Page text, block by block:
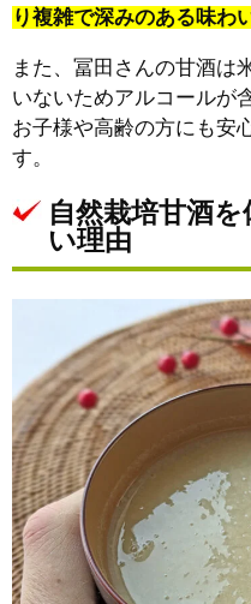
り複雑で深みのある味わ
また、冨田さんの甘酒は
いないためアルコールが
お子様や高齢の方にも安
す。
自然栽培甘酒
い理由